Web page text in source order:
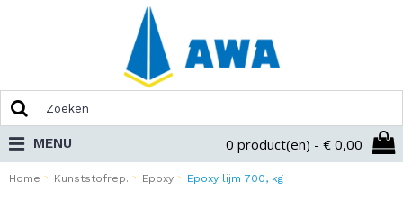
0 product(en) - € 0,00
MENU
Home Kunststofrep. Epoxy Epoxy lijm 700, kg